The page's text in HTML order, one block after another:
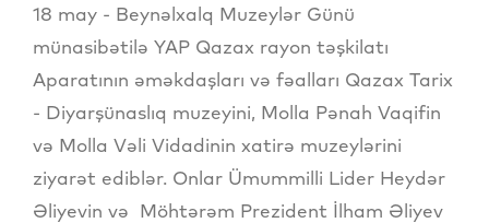
18 may - Beynəlxalq Muzeylər Günü
münasibətilə YAP Qazax rayon təşkilatı
Aparatının əməkdaşları və fəalları Qazax Tarix
- Diyarşünaslıq muzeyini, Molla Pənah Vaqifin
və Molla Vəli Vidadinin xatirə muzeylərini
ziyarət ediblər. Onlar Ümummilli Lider Heydər
Əliyevin və Möhtərəm Prezident İlham Əliyev